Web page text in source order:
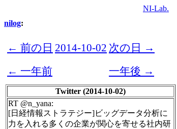
NI-Lab.
nilog:
← 前の日 2014-10-02 次の日 →
← 一年前
一年後 →
Twitter (2014-10-02)
RT @n_yana:
[日経情報ストラテジー]ビッグデータ分析に
力を入れる多くの企業が関心を寄せる社内研